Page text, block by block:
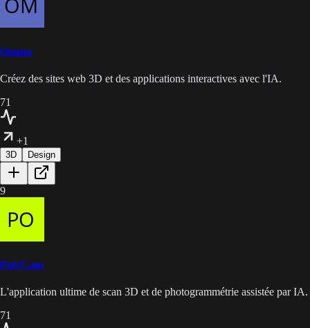
Omma
Créez des sites web 3D et des applications interactives avec l'IA.
71
+1
3D Design
9
PolyCam
L'application ultime de scan 3D et de photogrammétrie assistée par IA.
71